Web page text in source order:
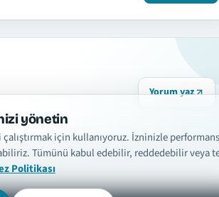
yönetin
için kullanıyoruz. İzninizle
Tümünü kabul edebilir, reddedebilir veya
Politikası
Yorum yaz